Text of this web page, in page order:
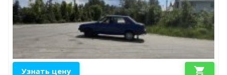
Узнать цену shopping_cart